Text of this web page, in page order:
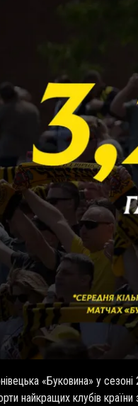
«Буковина» у
найкращих клубів